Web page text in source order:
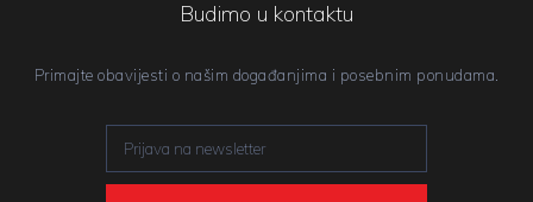
Budimo u kontaktu
Primajte obavijesti o našim događanjima i posebnim ponudama.